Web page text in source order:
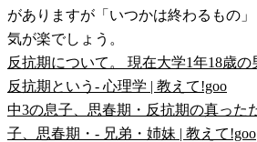
がありますが「いつかは終わるもの
気が楽でしょう。
反抗期について。 現在大学1年18歳
反抗期という- 心理学 | 教えて!goo
中3の息子、思春期・反抗期の真った
子、思春期・- 兄弟・姉妹 | 教えて!goo